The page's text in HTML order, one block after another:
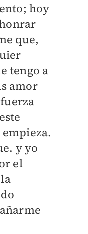
hoy
que,
tengo a
amor
y yo
el